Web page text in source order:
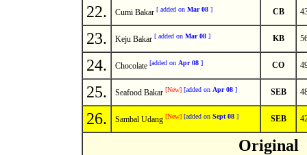
22. Cumi Bakar [ added on Mar 08 ] CB
23. Keju Bakar [ added on Mar 08 ] KB
24. Chocolate [added on Apr 08 ] CO
25. Seafood Bakar [New] [added on Apr 08 ] SEB
26. Sambal Udang [New] [added on Sept 08 ] SEB
Original